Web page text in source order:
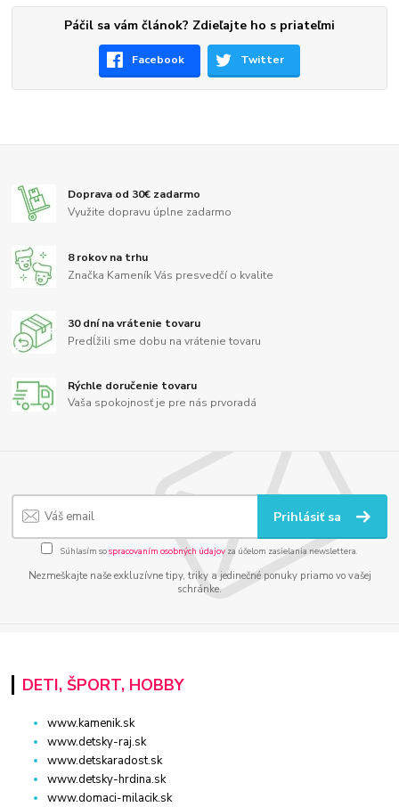
Páčil sa vám článok? Zdieľajte ho s priateľmi
Facebook Twitter
Doprava od 30€ zadarmo
Využite dopravu úplne zadarmo
8 rokov na trhu
Značka Kameník Vás presvedčí o kvalite
30 dní na vrátenie tovaru
Predĺžili sme dobu na vrátenie tovaru
Rýchle doručenie tovaru
Vaša spokojnosť je pre nás prvoradá
Prihlásiť sa
Súhlasím sospracovaním osobných údajov za účelom zasielania newslettera.
Nezmeškajte naše exkluzívne tipy, triky a jedinečné ponuky priamo vo vašej
schránke.
DETI, ŠPORT, HOBBY
www.kamenik.sk
www.detsky-raj.sk
www.detskaradost.sk
www.detsky-hrdina.sk
www.domaci-milacik.sk